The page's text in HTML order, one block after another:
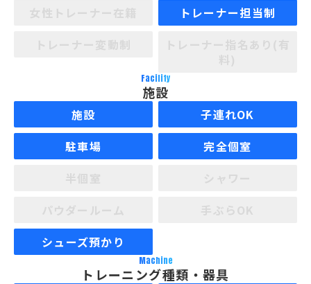
トレーナー担当制
Facility
施設
施設
子連れOK
駐車場
完全個室
シューズ預かり
Machine
トレーニング種類・器具